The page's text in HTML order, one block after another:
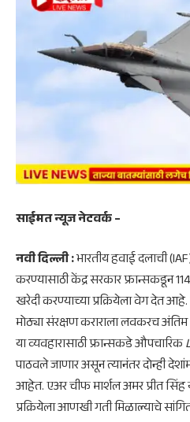
साईमत न्यूज नेटवर्क –
नवी दिल्ली :भारतीय हवाई दलाची
करण्यासाठी केंद्र सरकार फ्रान्सकडून
खरेदी करण्याच्या प्रक्रियेला वेग देत आहे.
मोठ्या संरक्षण कराराला लवकरच
या व्यवहारासाठी फ्रान्सकडे औपचारिक
पाठवले जाणार असून त्यानंतर दोन्ही
आहेत. एअर चीफ मार्शल अमर प्रीत सिंह
प्रक्रियेला आणखी गती मिळाल्याचे